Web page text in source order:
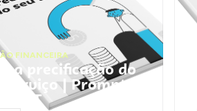
FINANCEIRA
a precificação do
serviço | Prompts